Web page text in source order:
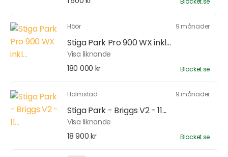
Höör 9 månader
Stiga Park Pro 900 WX inkl...
Visa liknande
180 000 kr
Blocket.se
Halmstad 9 månader
Stiga Park - Briggs V2 - 11...
Visa liknande
18 900 kr
Blocket.se